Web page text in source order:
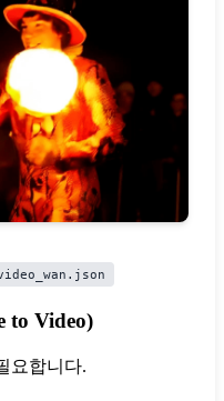
to Video)
요합니다.